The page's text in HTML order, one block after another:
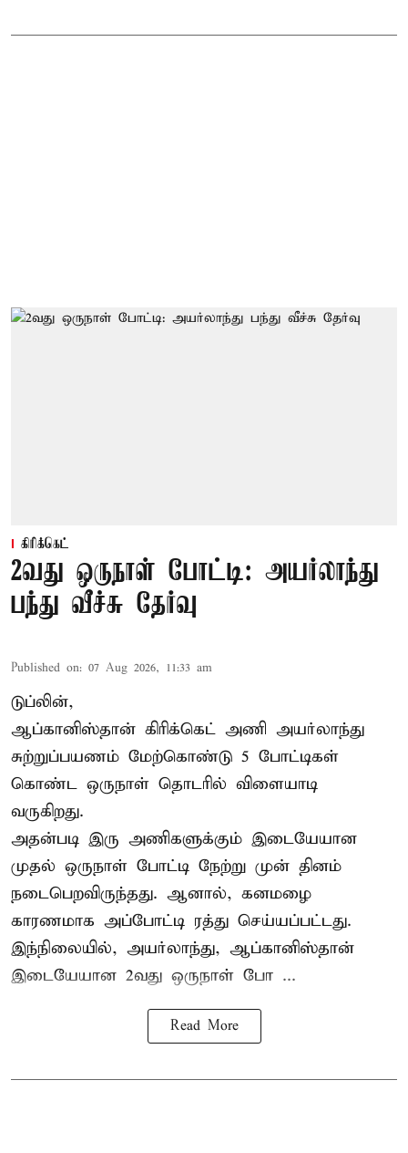
கிரிக்கெட்
2வது ஒருநாள் போட்டி: அயர்லாந்து
பந்து வீச்சு தேர்வு
Published on: 07 Aug 2026, 11:33 am
டுப்லின்,
ஆப்கானிஸ்தான் கிரிக்கெட் அணி அயர்லாந்து
சுற்றுப்பயணம் மேற்கொண்டு 5 போட்டிகள்
கொண்ட ஒருநாள் தொடரில் விளையாடி
வருகிறது.
அதன்படி இரு அணிகளுக்கும் இடையேயான
முதல் ஒருநாள் போட்டி நேற்று முன் தினம்
நடைபெறவிருந்தது. ஆனால், கனமழை
காரணமாக அப்போட்டி ரத்து செய்யப்பட்டது.
இந்நிலையில், அயர்லாந்து, ஆப்கானிஸ்தான்
இடையேயான 2வது ஒருநாள் போ ...
Read More